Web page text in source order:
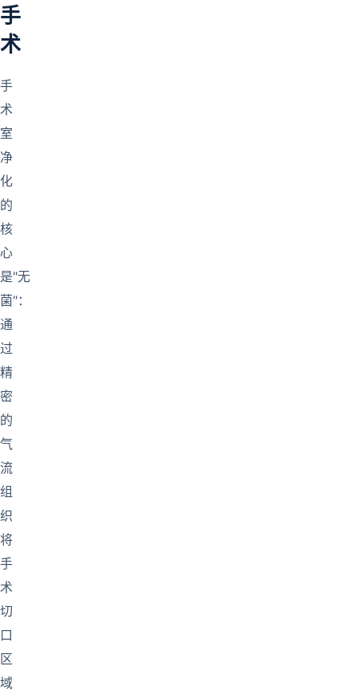
手
术
手
术
室
净
化
的
核
心
是"无
菌"：
通
过
精
密
的
气
流
组
织
将
手
术
切
口
区
域